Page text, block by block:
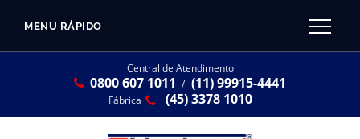
MENU RÁPIDO
Central de Atendimento
0800 607 1011 / (11) 99915-4441
Fábrica (45) 3378 1010
Linha Resina Plástica
CATÁLOGO LINPLAST 2025
SOBRE A EMPRESA